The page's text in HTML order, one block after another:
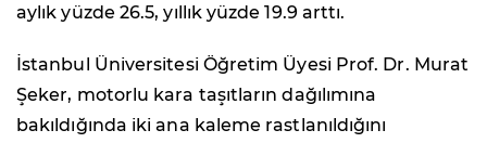
aylık yüzde 26.5, yıllık yüzde 19.9 arttı.
İstanbul Üniversitesi Öğretim Üyesi Prof. Dr. Murat
Şeker, motorlu kara taşıtların dağılımına
bakıldığında iki ana kaleme rastlanıldığını